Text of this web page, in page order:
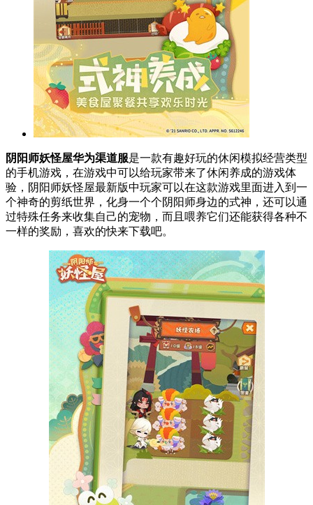
阴阳师妖怪屋华为渠道服是一款有趣好玩的休闲模拟经营类型
的手机游戏，在游戏中可以给玩家带来了休闲养成的游戏体
验，阴阳师妖怪屋最新版中玩家可以在这款游戏里面进入到一
个神奇的剪纸世界，化身一个个阴阳师身边的式神，还可以通
过特殊任务来收集自己的宠物，而且喂养它们还能获得各种不
一样的奖励，喜欢的快来下载吧。